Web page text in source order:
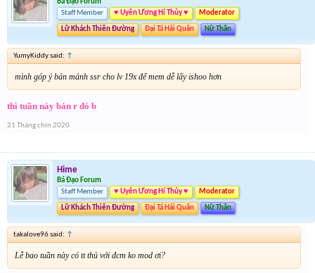
Bá Đạo Forum
Staff Member
♥ Uyên Ương Hí Thủy ♥ Moderator
Lữ Khách Thiên Đường Đại Tá Hải Quân Nữ Thần
YumyKiddy said: ↑
mình góp ý bán mảnh ssr cho lv 19x để mem dễ lấy ishoo hơn
thì tuần này bán r đó b
21 Tháng chín 2020
Hime
Bá Đạo Forum
Staff Member
♥ Uyên Ương Hí Thủy ♥ Moderator
Lữ Khách Thiên Đường Đại Tá Hải Quân Nữ Thần
takalove96 said: ↑
Lễ bao tuần này có tt thủ với đcm ko mod ơi?